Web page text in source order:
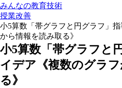
みんなの教育技術
授業改善
小5算数「帯グラフと円グラフ」
から情報を読み取る》
小5算数「帯グラフと
イデア《複数のグラ
る》